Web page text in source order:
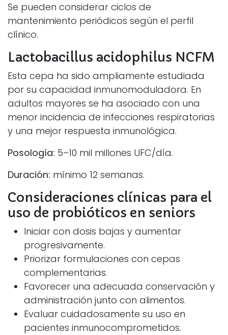
Se pueden considerar ciclos de
mantenimiento periódicos según el perfil
clínico.
Lactobacillus acidophilus NCFM
Esta cepa ha sido ampliamente estudiada
por su capacidad inmunomoduladora. En
adultos mayores se ha asociado con una
menor incidencia de infecciones respiratorias
y una mejor respuesta inmunológica.
Posología: 5–10 mil millones UFC/día.
Duración: mínimo 12 semanas.
Consideraciones clínicas para el
uso de probióticos en seniors
Iniciar con dosis bajas y aumentar
progresivamente.
Priorizar formulaciones con cepas
complementarias.
Favorecer una adecuada conservación y
administración junto con alimentos.
Evaluar cuidadosamente su uso en
pacientes inmunocomprometidos.